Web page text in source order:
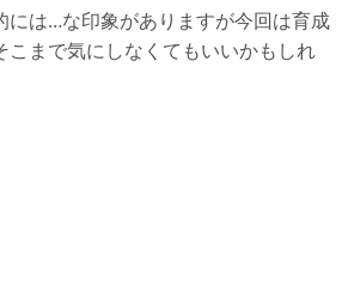
には…な印象がありますが今回は育成
こまで気にしなくてもいいかもしれ